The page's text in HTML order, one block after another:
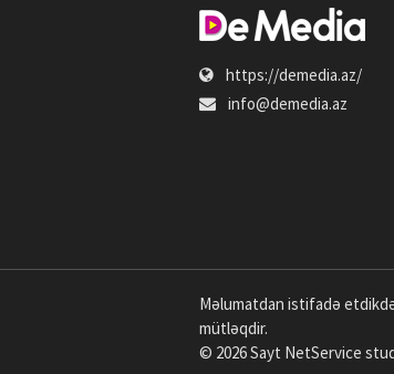
https://demedia.az/
info@demedia.az
Məlumatdan istifadə
mütləqdir.
© 2026 Sayt NetService